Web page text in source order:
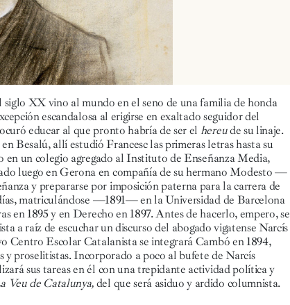
XX vino al mundo en el seno de una familia de honda
escandalosa al erigirse en exaltado seguidor del
educar al que pronto habría de ser el hereude su linaje.
Besalú, allí estudió Francesc las primeras letras hasta su
en un colegio agregado al Instituto de Enseñanza Media,
luego en Gerona en compañía de su hermano Modesto —
y prepararse por imposición paterna para la carrera de
matriculándose —1891— en la Universidad de Barcelona
en 1895 y en Derecho en 1897. Antes de hacerlo, empero, se
a raíz de escuchar un discurso del abogado vigatense Narcís
Centro Escolar Catalanista se integrará Cambó en 1894,
y proselitistas. Incorporado a poco al bufete de Narcís
sus tareas en él con una trepidante actividad política y
Veu de Catalunya,del que será asiduo y ardido columnista.